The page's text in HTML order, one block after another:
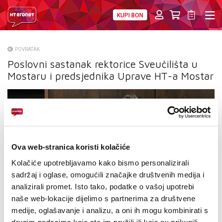
Ova web-stranica koristi kolačiće
Kolačiće upotrebljavamo kako bismo personalizirali
sadržaj i oglase, omogućili značajke društvenih medija i
analizirali promet. Isto tako, podatke o vašoj upotrebi
naše web-lokacije dijelimo s partnerima za društvene
medije, oglašavanje i analizu, a oni ih mogu kombinirati s
KUPI BON
O NAMA
NATJEČAJI
MOJ PROFIL
E-RAČUN
POVRATAK
Poslovni sastanak rektorice Sveučilišta u
Mostaru i predsjednika Uprave HT-a Mostar